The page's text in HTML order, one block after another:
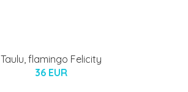
Taulu, flamingo Felicity
36 EUR